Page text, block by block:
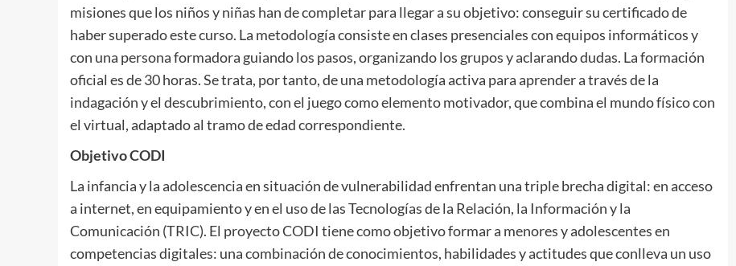
misiones que los niños y niñas han de completar para llegar a su objetivo: conseguir su certificado de
haber superado este curso. La metodología consiste en clases presenciales con equipos informáticos y
con una persona formadora guiando los pasos, organizando los grupos y aclarando dudas. La formación
oficial es de 30 horas. Se trata, por tanto, de una metodología activa para aprender a través de la
indagación y el descubrimiento, con el juego como elemento motivador, que combina el mundo físico con
el virtual, adaptado al tramo de edad correspondiente.
Objetivo CODI
La infancia y la adolescencia en situación de vulnerabilidad enfrentan una triple brecha digital: en acceso
a internet, en equipamiento y en el uso de las Tecnologías de la Relación, la Información y la
Comunicación (TRIC). El proyecto CODI tiene como objetivo formar a menores y adolescentes en
competencias digitales: una combinación de conocimientos, habilidades y actitudes que conlleva un uso